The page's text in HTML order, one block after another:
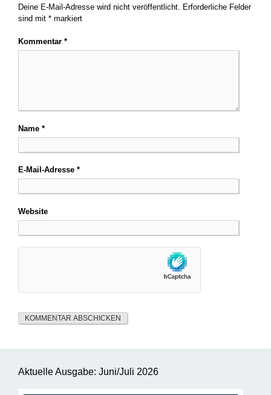
Deine E-Mail-Adresse wird nicht veröffentlicht.
Erforderliche Felder
sind mit * markiert
Kommentar *
Name *
E-Mail-Adresse *
Website
Aktuelle Ausgabe: Juni/Juli 2026